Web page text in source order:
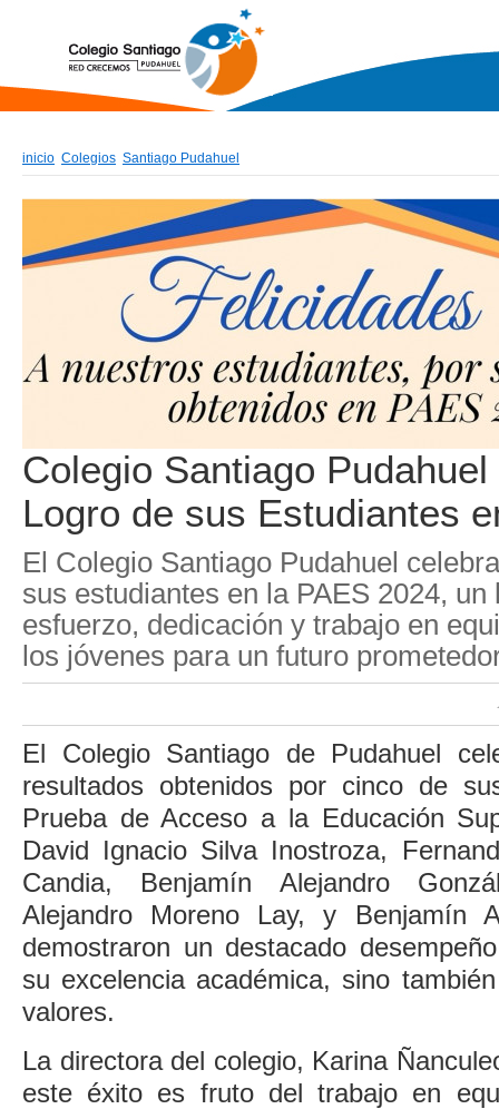
inicio Colegios Santiago Pudahuel
Colegio Santiago
Logro de sus Estudiantes
El Colegio Santiago Pudahuel
sus estudiantes en la PAES 2024, un
esfuerzo, dedicación y trabajo en
los jóvenes para un futuro
El Colegio Santiago de Pudahuel
resultados obtenidos por cinco de
Prueba de Acceso a la Educación
David Ignacio Silva Inostroza,
Candia, Benjamín Alejandro
Alejandro Moreno Lay, y Benjamín
demostraron un destacado
su excelencia académica, sino
valores.
La directora del colegio, Karina
este éxito es fruto del trabajo en